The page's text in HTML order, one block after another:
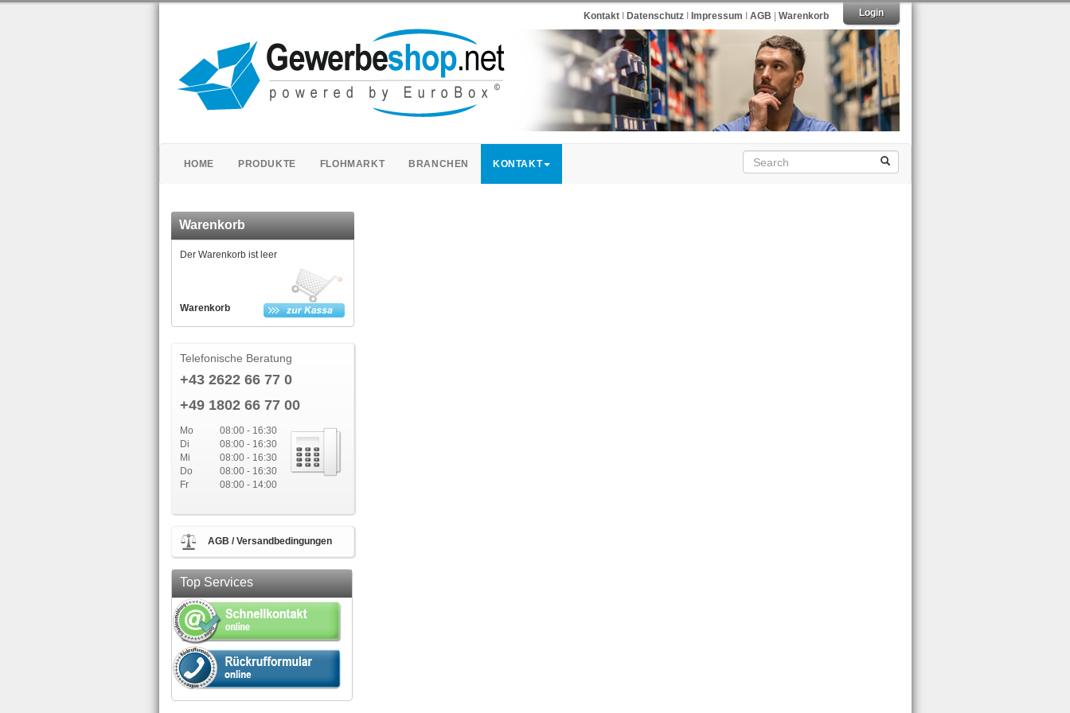
KontaktI Datenschutz Impressum AGB Warenkorb Login
HOME PRODUKTE FLOHMARKT BRANCHEN KONTAKT
Warenkorb
Warenkorb
Der Warenkorb ist leer
Telefonische Beratung
+43 2622 66 77 0
+49 1802 66 77 00
Mo
08:00 - 16:30
Di
08:00 - 16:30
Mi
08:00 - 16:30
Do
08:00 - 16:30
Fr
08:00 - 14:00
AGB / Versandbedingungen
Top Services